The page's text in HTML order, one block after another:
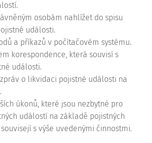
osobám nahlížet do spisu
události.
a příkazů v počítačovém systému.
korespondence, která souvisí s
události.
o likvidaci pojistné události na
úkonů, které jsou nezbytné pro
událostí na základě pojistných
s výše uvedenými činnostmi.